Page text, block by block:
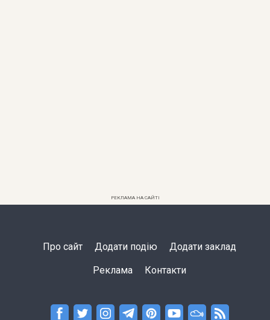
РЕКЛАМА НА САЙТІ
Про сайт Додати подію Додати заклад
Реклама Контакти